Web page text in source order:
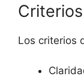
Los criterios